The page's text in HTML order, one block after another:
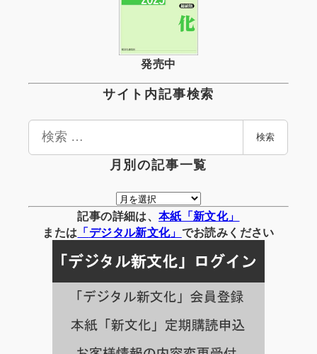
発売中
サイト内記事検索
検
検索
月別の記事一覧
月
別
の
事
一
覧
記事の詳細は、 本紙「新文化」
または 「デジタル新文化」 でお読みください